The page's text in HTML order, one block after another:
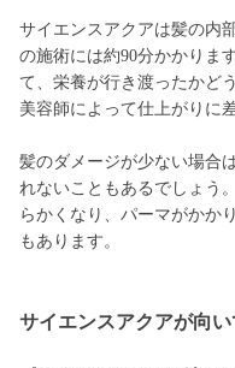
サイエンスアクアは髪の内
の施術には約90分かかりま
て、栄養が行き渡ったかど
美容師によって仕上がりに
髪のダメージが少ない場合
れないこともあるでしょう
らかくなり、パーマがかか
もあります。
サイエンスアクアが向